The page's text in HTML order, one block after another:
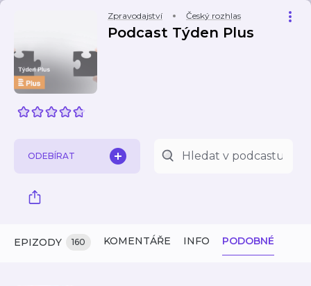
Zpravodajství Český rozhlas
Podcast Týden Plus
ODEBÍRAT
EPIZODY 160 KOMENTÁŘE INFO PODOBNÉ